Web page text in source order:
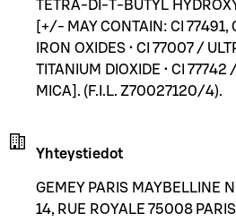
TETRA-DI-T-BUTYL
[+/- MAY CONTAIN: CI 77491,
IRON OXIDES • CI 77007 /
TITANIUM DIOXIDE • CI 77742
MICA]. (F.I.L. Z70027120/4).
Yhteystiedot
GEMEY PARIS MAYBELLINE
14, RUE ROYALE 75008 PARIS